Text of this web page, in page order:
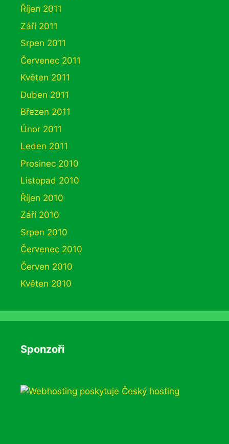
Říjen 2011
Září 2011
Srpen 2011
Červenec 2011
Květen 2011
Duben 2011
Březen 2011
Únor 2011
Leden 2011
Prosinec 2010
Listopad 2010
Říjen 2010
Září 2010
Srpen 2010
Červenec 2010
Červen 2010
Květen 2010
Sponzoři